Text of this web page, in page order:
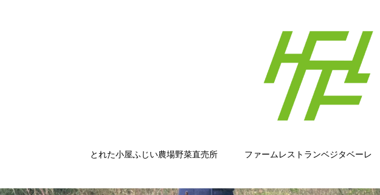
とれた小屋ふじい農場野菜直売所 ファームレストランベジタベーレ